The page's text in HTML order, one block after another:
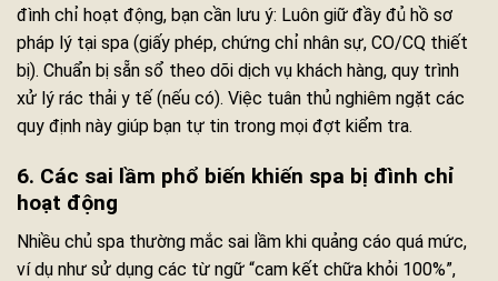
đình chỉ hoạt động, bạn cần lưu ý: Luôn giữ đầy đủ hồ sơ
pháp lý tại spa (giấy phép, chứng chỉ nhân sự, CO/CQ thiết
bị). Chuẩn bị sẵn sổ theo dõi dịch vụ khách hàng, quy trình
xử lý rác thải y tế (nếu có). Việc tuân thủ nghiêm ngặt các
quy định này giúp bạn tự tin trong mọi đợt kiểm tra.
6. Các sai lầm phổ biến khiến spa bị đình chỉ
hoạt động
Nhiều chủ spa thường mắc sai lầm khi quảng cáo quá mức,
ví dụ như sử dụng các từ ngữ “cam kết chữa khỏi 100%”,